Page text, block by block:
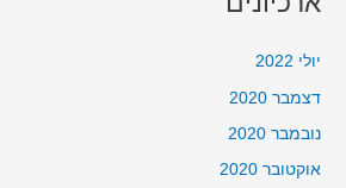
יולי 2022
דצמבר 2020
נובמבר 2020
אוקטובר 2020